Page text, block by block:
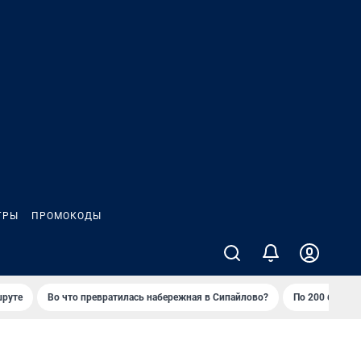
ПРОМОКОДЫ
Во что превратилась набережная в Сипайлово? По 200